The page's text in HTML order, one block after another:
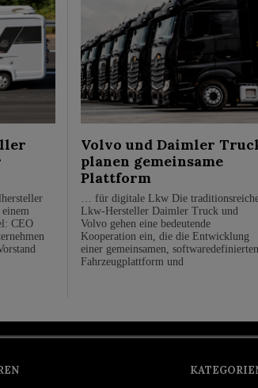
CEO
Volvo und Daimler
planen gemeinsame
Plattform
… für digitale Lkw Die
Lkw-Hersteller Daimler Truck und
Volvo gehen eine bedeutende
Kooperation ein, die die Entwicklung
einer gemeinsamen, softwaredefinierten
Fahrzeugplattform und